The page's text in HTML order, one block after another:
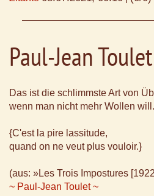
Paul-Jean Toulet
Das ist die schlimmste Art von
wenn man nicht mehr Wollen will.
{C'est la pire lassitude,
quand on ne veut plus vouloir.}
(aus: »Les Trois Impostures
~ Paul-Jean Toulet ~